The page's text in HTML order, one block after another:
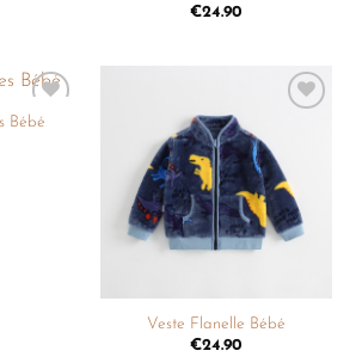
€24.90
Ajouter
Bébé
liste de
souhaits
Veste Flanelle Bébé
€24.90